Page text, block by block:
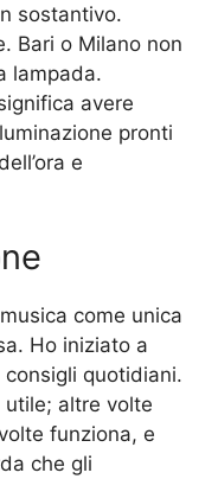
sostantivo.
Bari o Milano non
lampada.
avere
pronti
e
come unica
Ho iniziato a
quotidiani.
altre volte
funziona, e
che gli